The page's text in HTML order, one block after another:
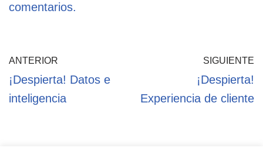
comentarios.
ANTERIOR
¡Despierta! Datos e
inteligencia
SIGUIENTE
¡Despierta!
Experiencia de cliente